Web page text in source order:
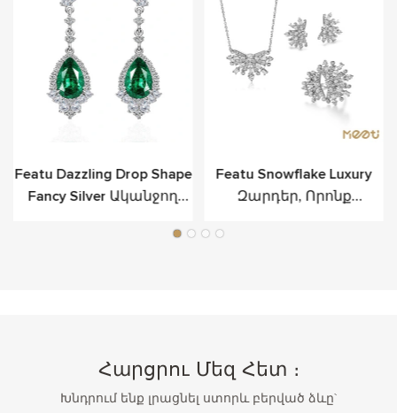
Featu Dazzling Drop Shape
Fancy Silver Ականջող
Featu Snowflake Luxury
Զարդեր, Որոնք
Ստերլինգ Արծաթով
Հարցրու Մեզ Հետ ։
Խնդրում ենք լրացնել ստորև բերված ձևը`